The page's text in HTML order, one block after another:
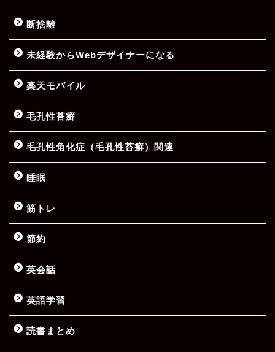
断捨離
未経験からWebデザイナーになる
楽天モバイル
毛孔性苔癬
毛孔性角化症（毛孔性苔癬）関連
睡眠
筋トレ
節約
英会話
英語学習
読書まとめ